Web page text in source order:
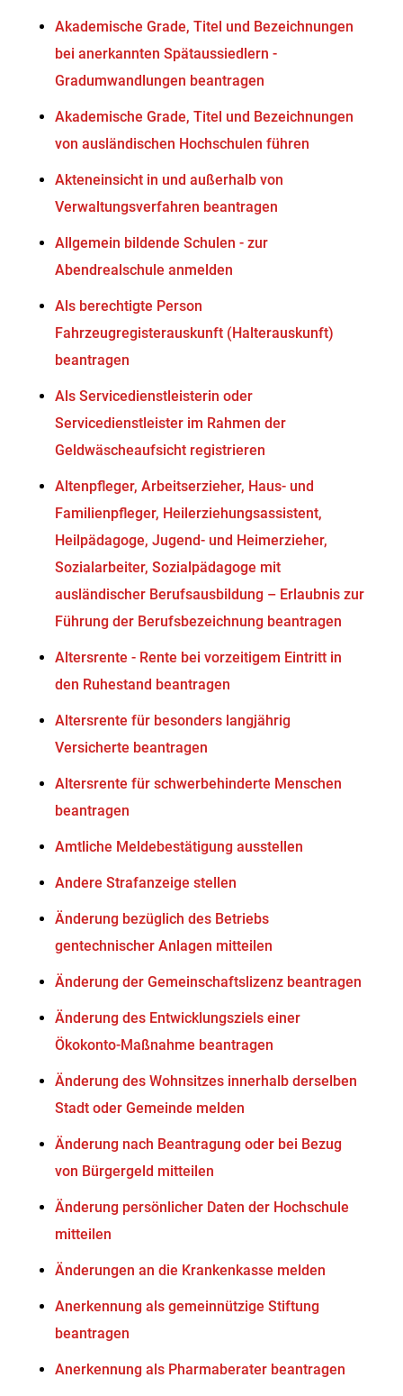
Akademische Grade, Titel und Bezeichnungen
bei anerkannten Spätaussiedlern -
Gradumwandlungen beantragen
Akademische Grade, Titel und Bezeichnungen
von ausländischen Hochschulen führen
Akteneinsicht in und außerhalb von
Verwaltungsverfahren beantragen
Allgemein bildende Schulen - zur
Abendrealschule anmelden
Als berechtigte Person
Fahrzeugregisterauskunft (Halterauskunft)
beantragen
Als Servicedienstleisterin oder
Servicedienstleister im Rahmen der
Geldwäscheaufsicht registrieren
Altenpfleger, Arbeitserzieher, Haus- und
Familienpfleger, Heilerziehungsassistent,
Heilpädagoge, Jugend- und Heimerzieher,
Sozialarbeiter, Sozialpädagoge mit
ausländischer Berufsausbildung – Erlaubnis zur
Führung der Berufsbezeichnung beantragen
Altersrente - Rente bei vorzeitigem Eintritt in
den Ruhestand beantragen
Altersrente für besonders langjährig
Versicherte beantragen
Altersrente für schwerbehinderte Menschen
beantragen
Amtliche Meldebestätigung ausstellen
Andere Strafanzeige stellen
Änderung bezüglich des Betriebs
gentechnischer Anlagen mitteilen
Änderung der Gemeinschaftslizenz beantragen
Änderung des Entwicklungsziels einer
Ökokonto-Maßnahme beantragen
Änderung des Wohnsitzes innerhalb derselben
Stadt oder Gemeinde melden
Änderung nach Beantragung oder bei Bezug
von Bürgergeld mitteilen
Änderung persönlicher Daten der Hochschule
mitteilen
Änderungen an die Krankenkasse melden
Anerkennung als gemeinnützige Stiftung
beantragen
Anerkennung als Pharmaberater beantragen